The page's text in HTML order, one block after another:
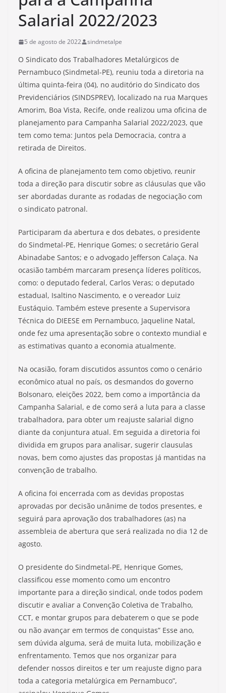
Salarial 2022/2023
5 de agosto de 2022 sindmetalpe
O Sindicato dos Trabalhadores Metalúrgicos de
Pernambuco (Sindmetal-PE), reuniu toda a diretoria na
última quinta-feira (04), no auditório do Sindicato dos
Previdenciários (SINDSPREV), localizado na rua Marques
Amorim, Boa Vista, Recife, onde realizou uma oficina de
planejamento para Campanha Salarial 2022/2023, que
tem como tema: Juntos pela Democracia, contra a
retirada de Direitos.
A oficina de planejamento tem como objetivo, reunir
toda a direção para discutir sobre as cláusulas que vão
ser abordadas durante as rodadas de negociação com
o sindicato patronal.
Participaram da abertura e dos debates, o presidente
do Sindmetal-PE, Henrique Gomes; o secretário Geral
Abinadabe Santos; e o advogado Jefferson Calaça. Na
ocasião também marcaram presença líderes políticos,
como: o deputado federal, Carlos Veras; o deputado
estadual, Isaltino Nascimento, e o vereador Luiz
Eustáquio. Também esteve presente a Supervisora
Técnica do DIEESE em Pernambuco, Jaqueline Natal,
onde fez uma apresentação sobre o contexto mundial e
as estimativas quanto a economia atualmente.
Na ocasião, foram discutidos assuntos como o cenário
econômico atual no país, os desmandos do governo
Bolsonaro, eleições 2022, bem como a importância da
Campanha Salarial, e de como será a luta para a classe
trabalhadora, para obter um reajuste salarial digno
diante da conjuntura atual. Em seguida a diretoria foi
dividida em grupos para analisar, sugerir clausulas
novas, bem como ajustes das propostas já mantidas na
convenção de trabalho.
A oficina foi encerrada com as devidas propostas
aprovadas por decisão unânime de todos presentes, e
seguirá para aprovação dos trabalhadores (as) na
assembleia de abertura que será realizada no dia 12 de
agosto.
O presidente do Sindmetal-PE, Henrique Gomes,
classificou esse momento como um encontro
importante para a direção sindical, onde todos podem
discutir e avaliar a Convenção Coletiva de Trabalho,
CCT, e montar grupos para debaterem o que se pode
ou não avançar em termos de conquistas” Esse ano,
sem dúvida alguma, será de muita luta, mobilização e
enfrentamento. Temos que nos organizar para
defender nossos direitos e ter um reajuste digno para
toda a categoria metalúrgica em Pernambuco”,